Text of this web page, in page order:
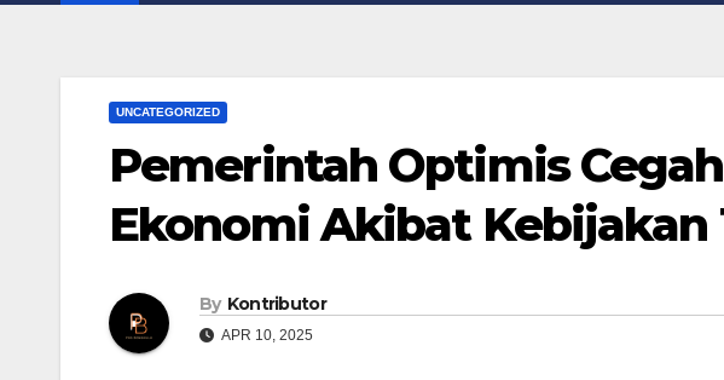
UNCATEGORIZED
Pemerintah Optimis
Ekonomi Akibat Kebijakan
By Kontributor
APR 10, 2025